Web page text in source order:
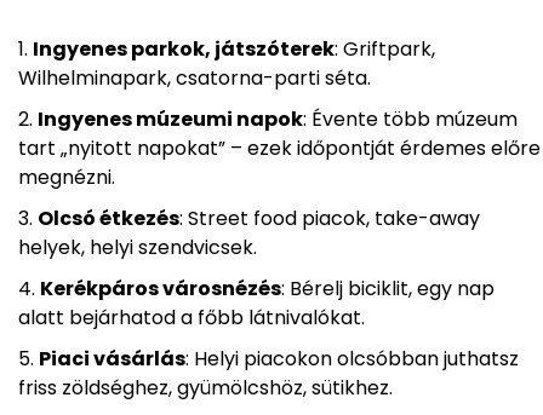
Ingyenes parkok, játszóterek: Griftpark,
Wilhelminapark, csatorna-parti séta.
Ingyenes múzeumi napok: Évente több múzeum
tart „nyitott napokat” – ezek időpontját érdemes előre
megnézni.
Olcsó étkezés: Street food piacok, take-away
helyek, helyi szendvicsek.
Kerékpáros városnézés: Bérelj biciklit, egy nap
alatt bejárhatod a főbb látnivalókat.
Piaci vásárlás: Helyi piacokon olcsóbban juthatsz
friss zöldséghez, gyümölcshöz, sütikhez.